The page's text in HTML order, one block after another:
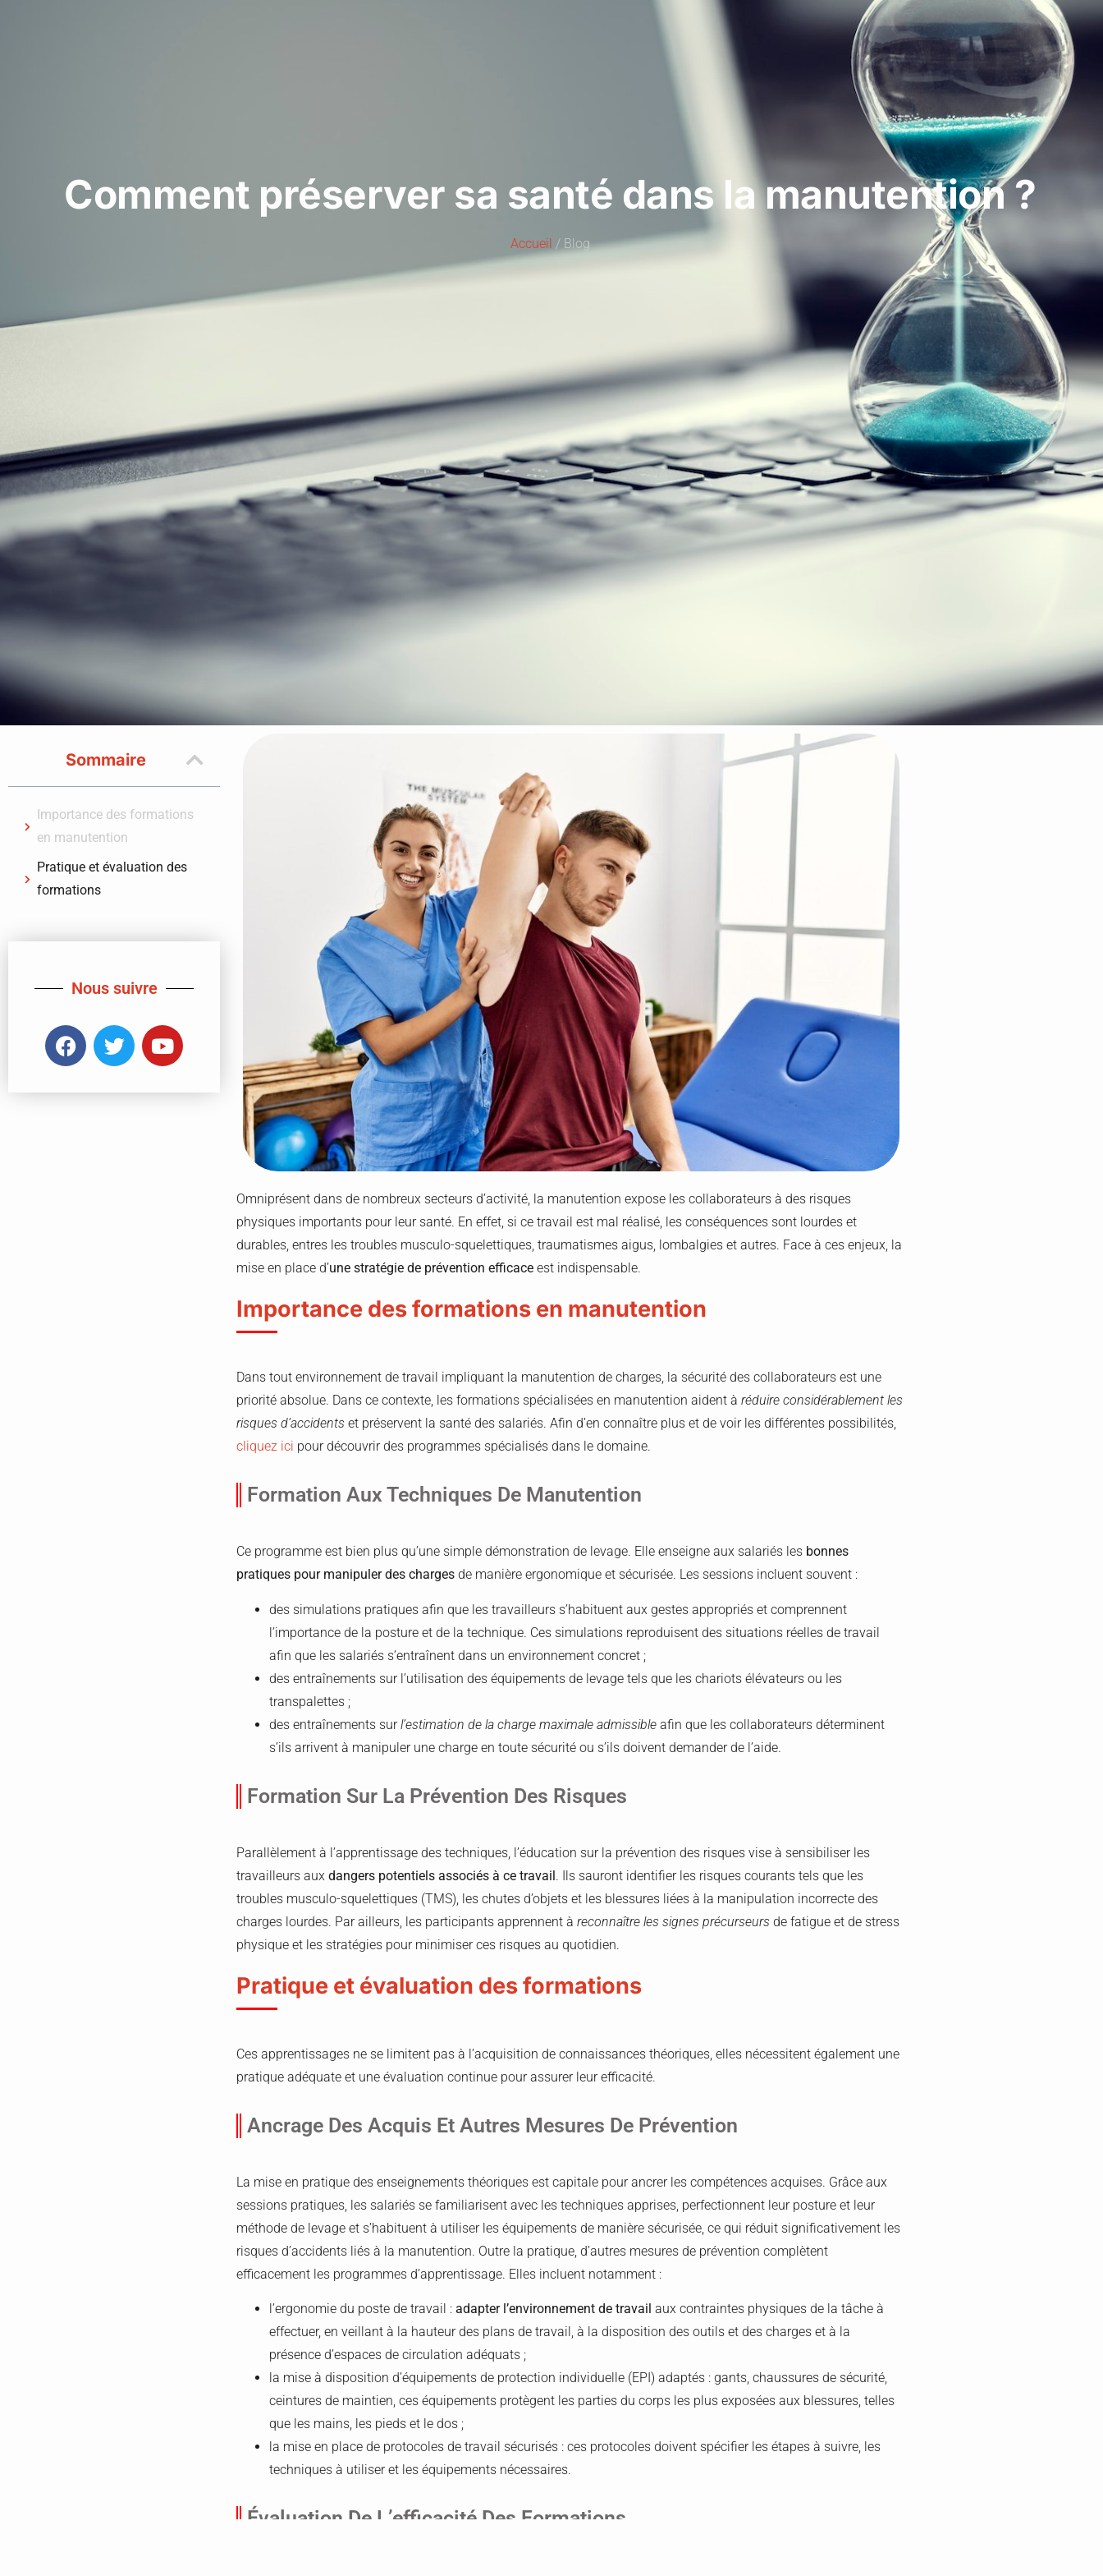
Comment préserver sa santé dans la manutention ?
Accueil / Blog
Sommaire
Importance des formations
en manutention
Pratique et évaluation des
formations
Nous suivre
Omniprésent dans de nombreux secteurs d’activité, la manutention expose les collaborateurs à des risques
physiques importants pour leur santé. En effet, si ce travail est mal réalisé, les conséquences sont lourdes et
durables, entres les troubles musculo-squelettiques, traumatismes aigus, lombalgies et autres. Face à ces enjeux, la
mise en place d’une stratégie de prévention efficaceest indispensable.
Importance des formations en manutention
Dans tout environnement de travail impliquant la manutention de charges, la sécurité des collaborateurs est une
priorité absolue. Dans ce contexte, les formations spécialisées en manutention aident àréduire considérablement les
risques d’accidents et préservent la santé des salariés. Afin d’en connaître plus et de voir les différentes possibilités,
cliquez ici pour découvrir des programmes spécialisés dans le domaine.
Formation Aux Techniques De Manutention
Ce programme est bien plus qu’une simple démonstration de levage. Elle enseigne aux salariés les bonnes
pratiques pour manipuler des charges de manière ergonomique et sécurisée. Les sessions incluent souvent :
des simulations pratiques afin que les travailleurs s’habituent aux gestes appropriés et comprennent
l’importance de la posture et de la technique. Ces simulations reproduisent des situations réelles de travail
afin que les salariés s’entraînent dans un environnement concret ;
des entraînements sur l’utilisation des équipements de levage tels que les chariots élévateurs ou les
transpalettes ;
des entraînements surl’estimation de la charge maximale admissible afin que les collaborateurs déterminent
s’ils arrivent à manipuler une charge en toute sécurité ou s’ils doivent demander de l’aide.
Formation Sur La Prévention Des Risques
Parallèlement à l’apprentissage des techniques, l’éducation sur la prévention des risques vise à sensibiliser les
travailleurs auxdangers potentiels associés à ce travail. Ils sauront identifier les risques courants tels que les
troubles musculo-squelettiques (TMS), les chutes d’objets et les blessures liées à la manipulation incorrecte des
charges lourdes. Par ailleurs, les participants apprennent àreconnaître les signes précurseurs de fatigue et de stress
physique et les stratégies pour minimiser ces risques au quotidien.
Pratique et évaluation des formations
Ces apprentissages ne se limitent pas à l’acquisition de connaissances théoriques, elles nécessitent également une
pratique adéquate et une évaluation continue pour assurer leur efficacité.
Ancrage Des Acquis Et Autres Mesures De Prévention
La mise en pratique des enseignements théoriques est capitale pour ancrer les compétences acquises. Grâce aux
sessions pratiques, les salariés se familiarisent avec les techniques apprises, perfectionnent leur posture et leur
méthode de levage et s’habituent à utiliser les équipements de manière sécurisée, ce qui réduit significativement les
risques d’accidents liés à la manutention. Outre la pratique, d’autres mesures de prévention complètent
efficacement les programmes d’apprentissage. Elles incluent notamment :
l’ergonomie du poste de travail :adapter l’environnement de travail aux contraintes physiques de la tâche à
effectuer, en veillant à la hauteur des plans de travail, à la disposition des outils et des charges et à la
présence d’espaces de circulation adéquats ;
la mise à disposition d’équipements de protection individuelle (EPI) adaptés : gants, chaussures de sécurité,
ceintures de maintien, ces équipements protègent les parties du corps les plus exposées aux blessures, telles
que les mains, les pieds et le dos ;
la mise en place de protocoles de travail sécurisés : ces protocoles doivent spécifier les étapes à suivre, les
techniques à utiliser et les équipements nécessaires.
Évaluation De L’efficacité Des Formations